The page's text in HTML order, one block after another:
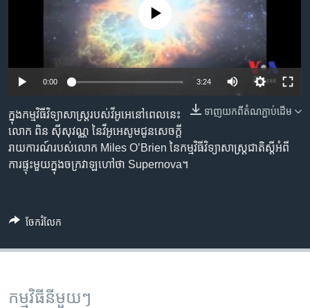
និង​
កាន់​
ទំព័រ​
ស្វែង​
រក
Khmer English
បណ្តាញ​សង្គម
ភាសា
No media source currently available
0:00 3:24
ទាញ​យក​ពី​តំណភ្ជាប់​ដើម
ក្នុង​កម្មវិធី​វិទ្យាសាស្ត្រ​របស់​វីអូអេ​​នៅ​ពេល​នេះ
លោក ពិន ស៊ីសុវណ្ណ ​នៃ​វីអូអេ​សូម​ជូន​សេចក្តី​
រាយការណ៍​របស់​លោក​ Miles O’Brien នៃ​កម្មវិធី​វិទ្យាសាស្រ្ត​ជាតិ​ស្តី​អំពី​
ការ​ផ្ទុះ​មួយ​ក្នុង​ចក្រវាឡ​ហៅ​ថា Supernova។
ចែករំលែក
កម្មវិធី​នីមួយៗ